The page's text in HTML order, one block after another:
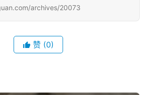
archives/20073
赞 (0)